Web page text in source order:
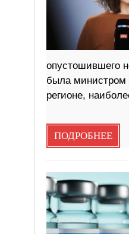
опустошившего
была министром
регионе,
ПОДРОБНЕЕ